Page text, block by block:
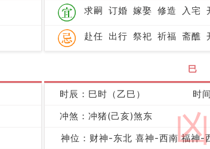
求嗣 订婚 嫁娶 修造 入宅
赴任 出行 祭祀 祈福 斋醮
巳
时辰：巳时（乙巳）
时
冲煞：冲猪(己亥)煞东
神位：财神-东北 喜神-西南 福神-